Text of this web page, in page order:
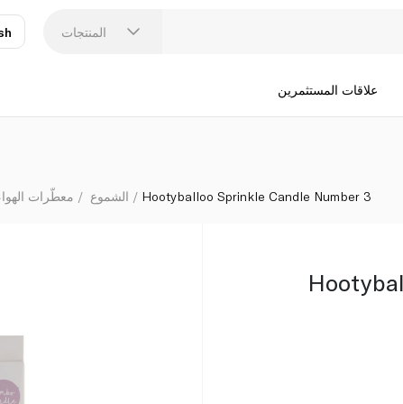
المنتجات
علاقات المستثمرين
معطّرات الشموع Hootyballoo Sprinkle Candle Number 3